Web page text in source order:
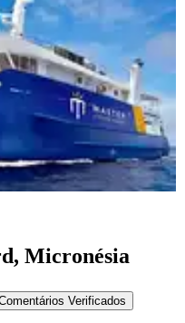
Micronésia
Verificados